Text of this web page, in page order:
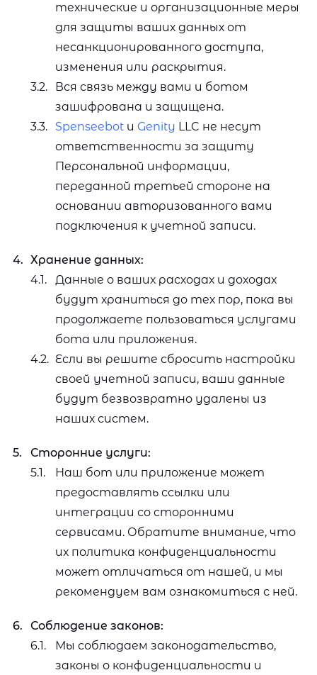
технические и организационные меры
для защиты ваших данных от
несанкционированного доступа,
изменения или раскрытия.
Вся связь между вами и ботом
зашифрована и защищена.
Spenseebotи Genity LLC не несут
ответственности за защиту
Персональной информации,
переданной третьей стороне на
основании авторизованного вами
подключения к учетной записи.
Хранение данных:
Данные о ваших расходах и доходах
будут храниться до тех пор, пока вы
продолжаете пользоваться услугами
бота или приложения.
Если вы решите сбросить настройки
своей учетной записи, ваши данные
будут безвозвратно удалены из
наших систем.
Сторонние услуги:
Наш бот или приложение может
предоставлять ссылки или
интеграции со сторонними
сервисами. Обратите внимание, что
их политика конфиденциальности
может отличаться от нашей, и мы
рекомендуем вам ознакомиться с ней.
Соблюдение законов:
Мы соблюдаем законодательство,
законы о конфиденциальности и